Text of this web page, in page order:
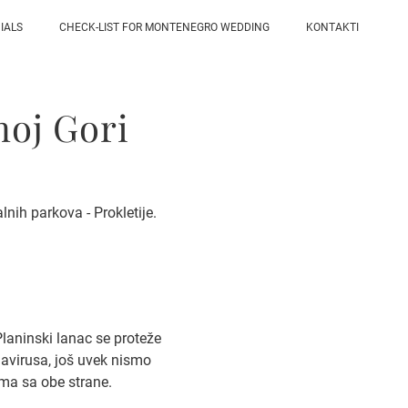
CHECK-LIST FOR MONTENEGRO WEDDING KONTAKTI
Gori
parkova - Prokletije.
lanac se proteže
još uvek nismo
sa obe strane.